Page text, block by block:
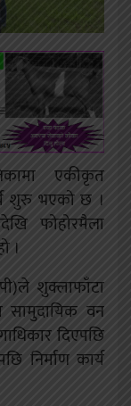
एकीकृत
शुरु भएको छ ।
फोहोरमैला
।
शुक्लाफाँटा
सामुदायिक वन
दिएपछि
निर्माण कार्य